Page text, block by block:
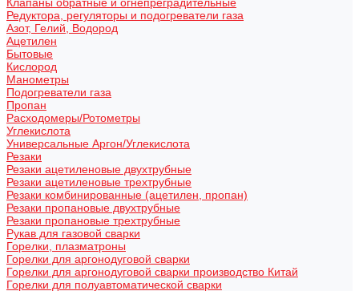
Редуктора, регуляторы и подогреватели газа
Азот, Гелий, Водород
Ацетилен
Бытовые
Кислород
Манометры
Подогреватели газа
Пропан
Расходомеры/Ротометры
Углекислота
Универсальные Аргон/Углекислота
Резаки
Резаки ацетиленовые двухтрубные
Резаки ацетиленовые трехтрубные
Резаки комбинированные (ацетилен, пропан)
Резаки пропановые двухтрубные
Резаки пропановые трехтрубные
Рукав для газовой сварки
Горелки, плазматроны
Горелки для аргонодуговой сварки
Горелки для аргонодуговой сварки производство Китай
Горелки для полуавтоматической сварки